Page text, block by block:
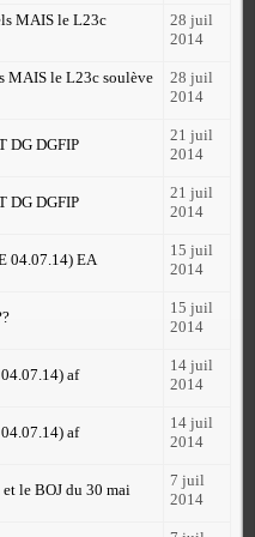
MAIS le L23c
28 juil
2014
MAIS le L23c soulève
28 juil
2014
DG DGFIP
21 juil
2014
DG DGFIP
21 juil
2014
04.07.14) EA
15 juil
2014
15 juil
2014
af
14 juil
2014
af
14 juil
2014
le BOJ du 30 mai
7 juil
2014